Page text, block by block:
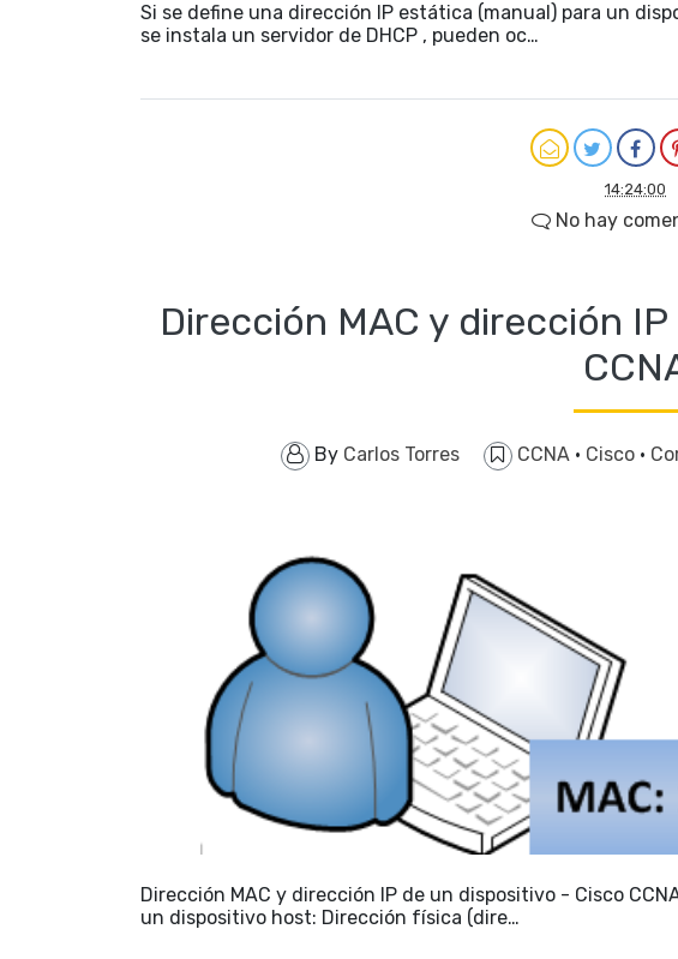
Si se define una dirección IP estática (manual) para un
se instala un servidor de DHCP , pueden oc…
14:24:00
No hay
Dirección MAC y dirección
By Carlos Torres CCNA · Cisco ·
Dirección MAC y dirección IP de un dispositivo - Cisco
un dispositivo host: Dirección física (dire…